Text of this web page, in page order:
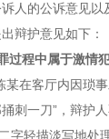
人的公诉意见以
辩护意见如下：
过程中属于激情
某在客厅内因琐
刺一刀”，辩护
字轻描淡写地处